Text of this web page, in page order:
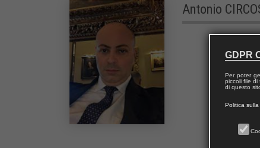
Antonio
GDPR
Per poter
piccoli file di
di questo
Politica